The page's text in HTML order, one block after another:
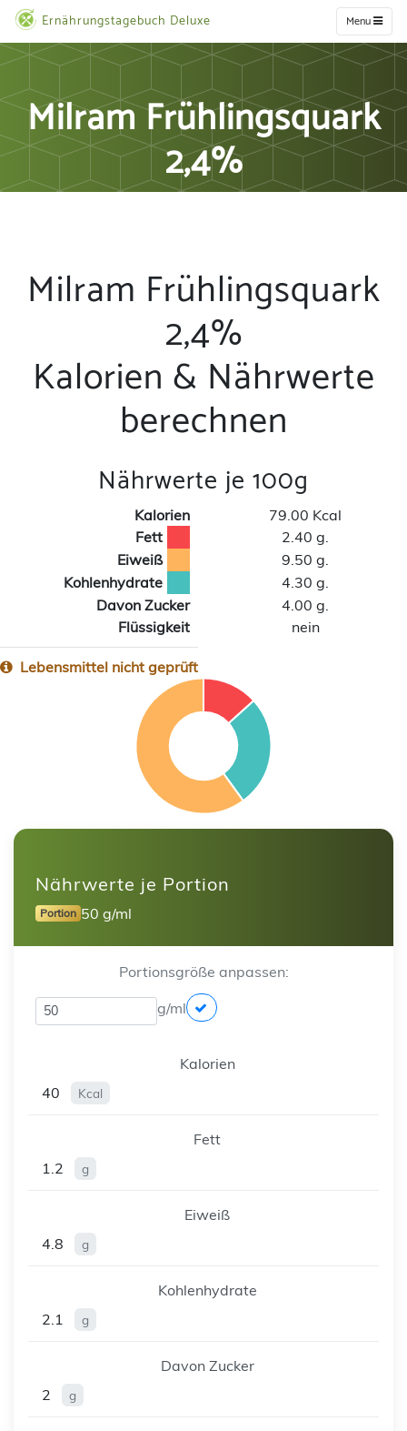
Ernährungstagebuch Deluxe Menu
Milram Frühlingsquark
2,4%
Milram Frühlingsquark
2,4%
Kalorien & Nährwerte
berechnen
Nährwerte je 100g
Kalorien
79.00 Kcal
Fett
2.40 g.
Eiweiß
9.50 g.
Kohlenhydrate
4.30 g.
Davon Zucker
4.00 g.
Flüssigkeit
nein
Lebensmittel nicht geprüft
Nährwerte je Portion
Portion 50 g/ml
Portionsgröße anpassen:
g/ml
Kalorien
40
Kcal
Fett
1.2
g
Eiweiß
4.8
g
Kohlenhydrate
2.1
g
Davon Zucker
2
g